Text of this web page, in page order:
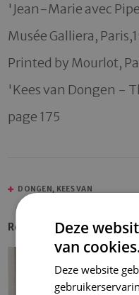
'Jean-Marie avec
Musée Galliera,
Printed by Mourlot,
'Kees van Dongen -
page 175
DONGEN, KEES VAN
Recent Entries
Deze
van
Deze website